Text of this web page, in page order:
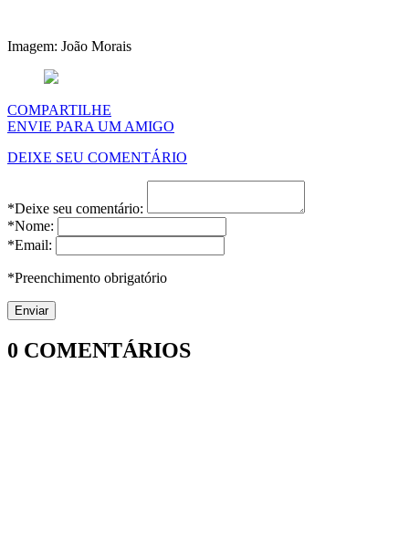
Imagem: João Morais
COMPARTILHE
ENVIE PARA UM AMIGO
DEIXE SEU COMENTÁRIO
*Deixe seu comentário:
*Nome:
*Email:
*Preenchimento obrigatório
0 COMENTÁRIOS